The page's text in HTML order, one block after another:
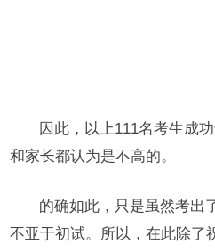
因此，以上111名考生成
和家长都认为是不高的。
的确如此，只是虽然考出
不亚于初试。所以，在此除了